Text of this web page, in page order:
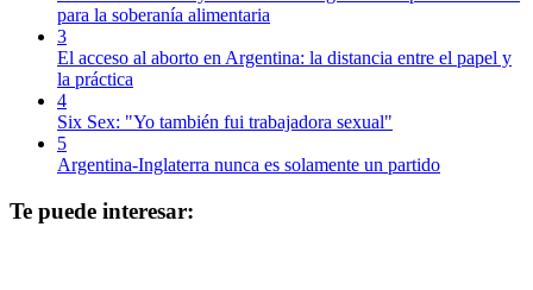
para la soberanía alimentaria
3
El acceso al aborto en Argentina: la distancia entre el papel y
la práctica
4
Six Sex: "Yo también fui trabajadora sexual"
5
Argentina-Inglaterra nunca es solamente un partido
Te puede interesar: